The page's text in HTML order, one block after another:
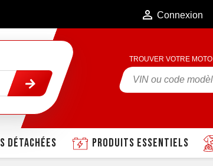
 Connexion
TROUVER VOTRE MOTO
Produits essentiels
détachées